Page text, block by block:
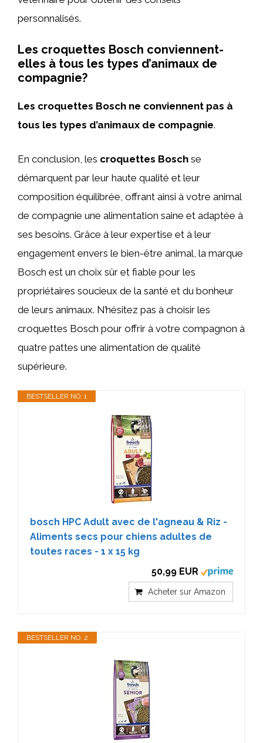
personnalisés.
Les croquettes Bosch conviennent-
elles à tous les types d’animaux de
compagnie?
Les croquettes Bosch ne conviennent pas à
tous les types d’animaux de compagnie.
En conclusion, les croquettes Bosch se
démarquent par leur haute qualité et leur
composition équilibrée, offrant ainsi à votre animal
de compagnie une alimentation saine et adaptée à
ses besoins. Grâce à leur expertise et à leur
engagement envers le bien-être animal, la marque
Bosch est un choix sûr et fiable pour les
propriétaires soucieux de la santé et du bonheur
de leurs animaux. N’hésitez pas à choisir les
croquettes Bosch pour offrir à votre compagnon à
quatre pattes une alimentation de qualité
supérieure.
BESTSELLER NO. 1
bosch HPC Adult avec de l'agneau & Riz -
Aliments secs pour chiens adultes de
toutes races - 1 x 15 kg
50,99 EUR
Acheter sur Amazon
BESTSELLER NO. 2